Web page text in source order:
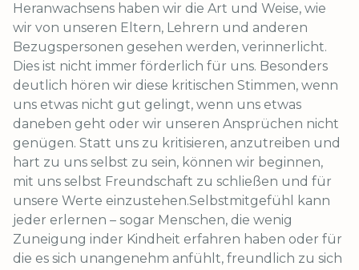
Heranwachsens haben wir die Art und Weise, wie
wir von unseren Eltern, Lehrern und anderen
Bezugspersonen gesehen werden, verinnerlicht.
Dies ist nicht immer förderlich für uns. Besonders
deutlich hören wir diese kritischen Stimmen, wenn
uns etwas nicht gut gelingt, wenn uns etwas
daneben geht oder wir unseren Ansprüchen nicht
genügen. Statt uns zu kritisieren, anzutreiben und
hart zu uns selbst zu sein, können wir beginnen,
mit uns selbst Freundschaft zu schließen und für
unsere Werte einzustehen.Selbstmitgefühl kann
jeder erlernen – sogar Menschen, die wenig
Zuneigung inder Kindheit erfahren haben oder für
die es sich unangenehm anfühlt, freundlich zu sich